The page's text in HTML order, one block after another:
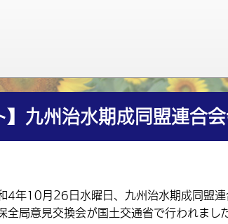
】九州治水期成同盟連合
4年10月26日水曜日、九州治水期成同盟連
全局意見交換会が国土交通省で行われまし